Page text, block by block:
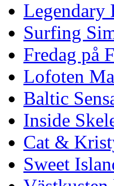
Legendary
Surfing
Fredag på
Lofoten
Baltic
Inside
Cat &
Sweet